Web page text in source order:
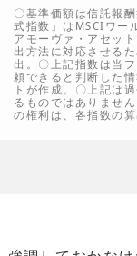
〇基準価額は信託報
式指数」はMSCIワー
アモーヴァ・アセッ
出方法に対応させる
出。〇上記指数は当
頼できると判断した
トが作成。〇上記は
るものではありませ
の権利は、各指数の